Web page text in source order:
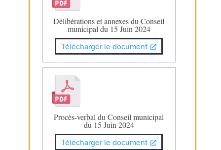
Délibérations et annexes du Conseil
municipal du 15 Juin 2024
Télécharger le document
Procès-verbal du Conseil municipal
du 15 Juin 2024
Télécharger le document